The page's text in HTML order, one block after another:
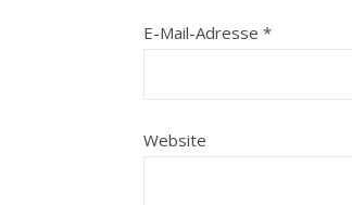
E-Mail-Adresse *
Website